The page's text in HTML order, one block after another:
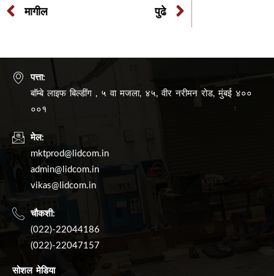
मागील पुढे
पत्ता:
बॉम्बे लाइफ बिल्डींग , ५ वा मजला, ४५, वीर नरीमन रोड, मुंबई ४००
००१
मेल:
mktprod@lidcom.in
admin@lidcom.in
vikas@lidcom.in
चौकशी:
(022)-22044186
(022)-22047157
सोशल मेडिया